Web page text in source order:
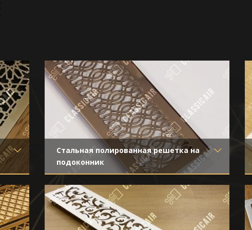
Стальная полированная решетка на
подоконник
Материал- Нержавеющая сталь
Отделка- Полированная нержавейка